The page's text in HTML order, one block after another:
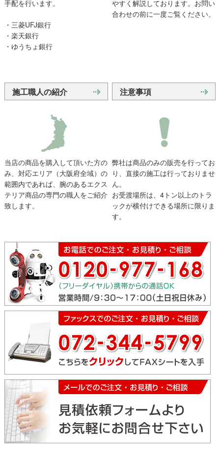
手配を行います。
・三菱UFJ銀行
・楽天銀行
・ゆうちょ銀行
やすく解説しております。お問い
合わせの前に一度ご覧ください。
施工職人の紹介
当店の商品を購入して頂いた方の
み、対応エリア（大阪府全域）の
範囲内であれば、腕のあるエクス
テリア商品の専門の職人をご紹介
致します。
注意事項
弊社は商品のみの販売を行ってお
り、直接の施工は行っておりませ
ん。
お受渡場所は、4トン以上のトラ
ックが横付けできる場所に限りま
す。